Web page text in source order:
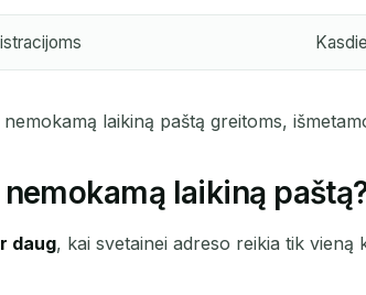
laikiną paštą greitoms,
laikiną
daug, kai svetainei adreso reikia tik vieną